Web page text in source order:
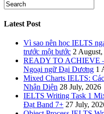
Latest Post
Vì sao nên học IELTS
trước một bước 2
READY TO ACHIEVE
Ngoại ngữ Đại Dương 1
Mixed Charts IELTS:
Nhận Diện 28 July, 2026
IELTS Writing Task 1
Đạt Band 7+ 27 July,